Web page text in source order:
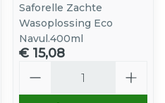
Saforelle Zachte
Wasoplossing Eco
Navul.400ml
€ 15,08